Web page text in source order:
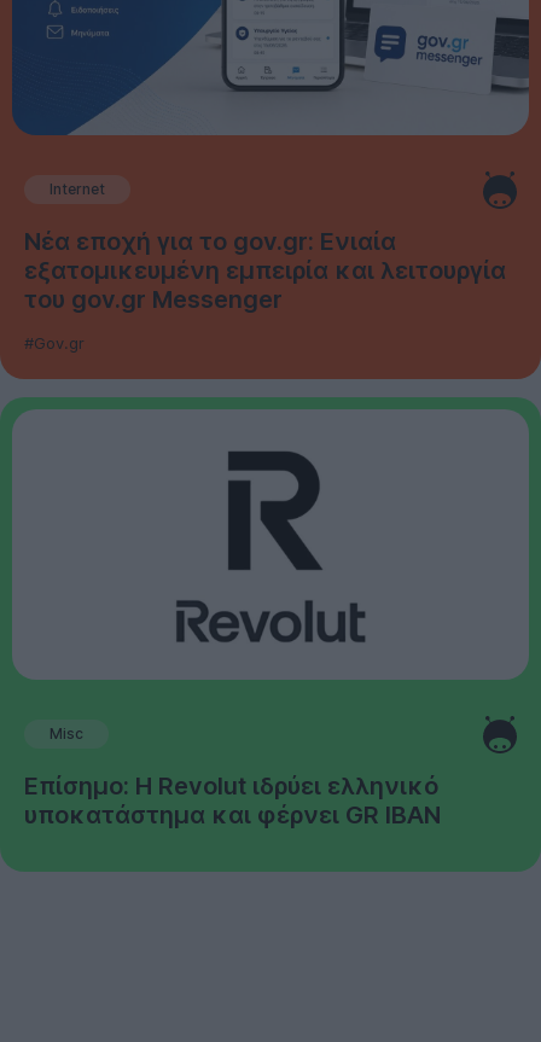
Internet
Νέα εποχή για το gov.gr: Ενιαία
εξατομικευμένη εμπειρία και λειτουργία
του gov.gr Messenger
#Gov.gr
Misc
Επίσημο: Η Revolut ιδρύει ελληνικό
υποκατάστημα και φέρνει GR IBAN